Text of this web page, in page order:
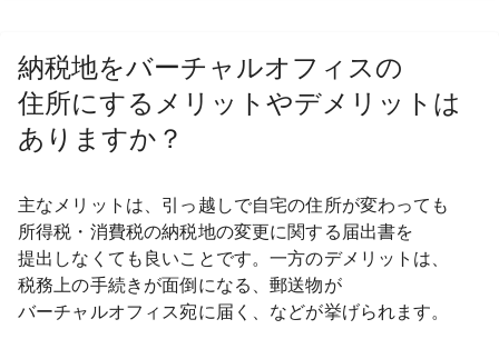
納税地をバーチャルオフィスの
住所にする メリットやデメリットは
ありますか？
主なメリットは、 引っ越しで自宅の住所が変わっても
所得税・消費税の納税地の変更に関する届出書を
提出しなくても 良いことです。一方のデメリットは、
税務上の手続きが面倒になる、郵送物が
バーチャルオフィス宛に届く、 などが挙げられます。